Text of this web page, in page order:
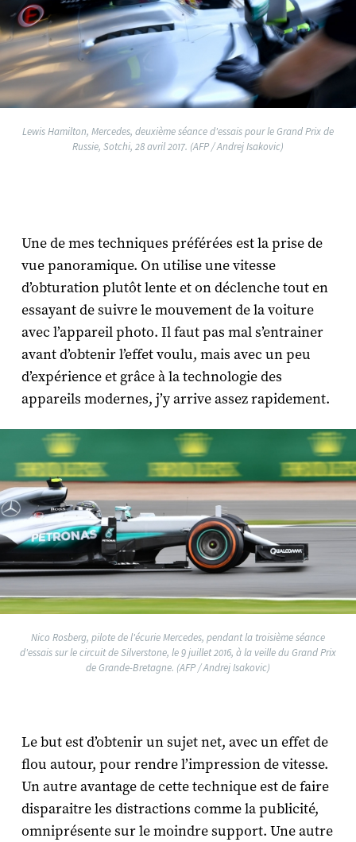
Lewis Hamilton, Mercedes, deuxième séance d'essais pour le Grand Prix de
Russie, Sotchi, 28 avril 2017. (AFP / Andrej Isakovic)
Une de mes techniques préférées est la prise de
vue panoramique. On utilise une vitesse
d’obturation plutôt lente et on déclenche tout en
essayant de suivre le mouvement de la voiture
avec l’appareil photo. Il faut pas mal s’entrainer
avant d’obtenir l’effet voulu, mais avec un peu
d’expérience et grâce à la technologie des
appareils modernes, j’y arrive assez rapidement.
Nico Rosberg, pilote de l'écurie Mercedes, pendant la troisième séance
d'essais sur le circuit de Silverstone, le 9 juillet 2016, à la veille du Grand Prix
de Grande-Bretagne. (AFP / Andrej Isakovic)
Le but est d’obtenir un sujet net, avec un effet de
flou autour, pour rendre l’impression de vitesse.
Un autre avantage de cette technique est de faire
disparaitre les distractions comme la publicité,
omniprésente sur le moindre support. Une autre